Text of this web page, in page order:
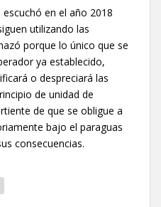
en el año 2018
utilizando las
porque lo único que se
ya establecido,
o despreciará las
de unidad de
de que se obligue a
bajo el paraguas
consecuencias.